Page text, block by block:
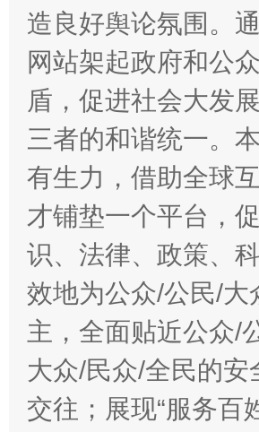
造良好舆论氛围。
网站架起政府和公
盾，促进社会大发
三者的和谐统一。
有生力，借助全球
才铺垫一个平台，
识、法律、政策、
效地为公众/公民/
主，全面贴近公众/
大众/民众/全民的
交往；展现“服务百